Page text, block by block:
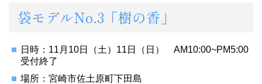
袋モデルNo.3「樹の香」
日時：11月10日（土）11日（日） AM10:00~PM5:00
受付終了
場所：宮崎市佐土原町下田島